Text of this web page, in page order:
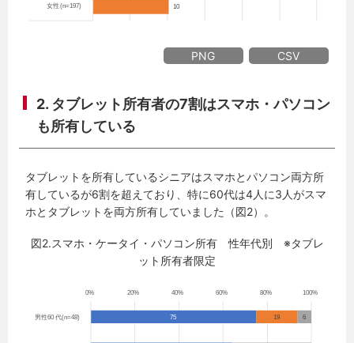
PNG CSV
2. タブレット所有者の7割はスマホ・パソコン
も所有している
タブレットを所有しているシニアはスマホとパソコン両方所
有しているが6割を超えており、特に60代は4人に3人がスマ
ホとタブレットを両方所有していました（図2）。
図2.スマホ・ケータイ・パソコン所有 性年代別 ※タブレ
ット所有者限定